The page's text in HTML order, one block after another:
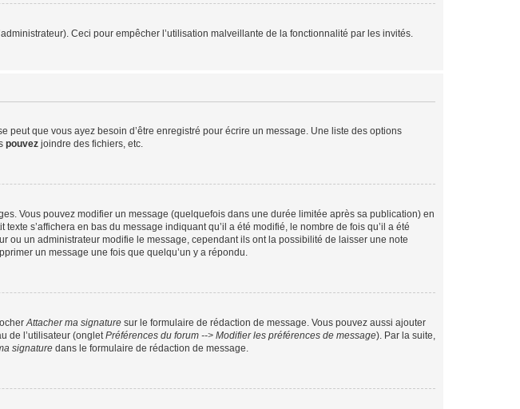
Ceci pour empêcher l’utilisation malveillante de la fonctionnalité par les invités.
que vous ayez besoin d’être enregistré pour écrire un message. Une liste des options
pouvez joindre des fichiers, etc.
Vous pouvez modifier un message (quelquefois dans une durée limitée après sa publication) en
s’affichera en bas du message indiquant qu’il a été modifié, le nombre de fois qu’il a été
ou un administrateur modifie le message, cependant ils ont la possibilité de laisser une note
un message une fois que quelqu’un y a répondu.
Attacher ma signature sur le formulaire de rédaction de message. Vous pouvez aussi ajouter
de l’utilisateur (ongletPréférences du forum --> Modifier les préférences de message). Par la suite,
signature dans le formulaire de rédaction de message.